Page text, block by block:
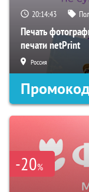
20:14:42
Печать
печати netPrint
Россия
-20%